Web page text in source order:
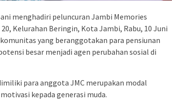
menghadiri peluncuran Jambi Memories
Kelurahan Beringin, Kota Jambi, Rabu, 10 Juni
yang beranggotakan para pensiunan
besar menjadi agen perubahan sosial di
para anggota JMC merupakan modal
kepada generasi muda.